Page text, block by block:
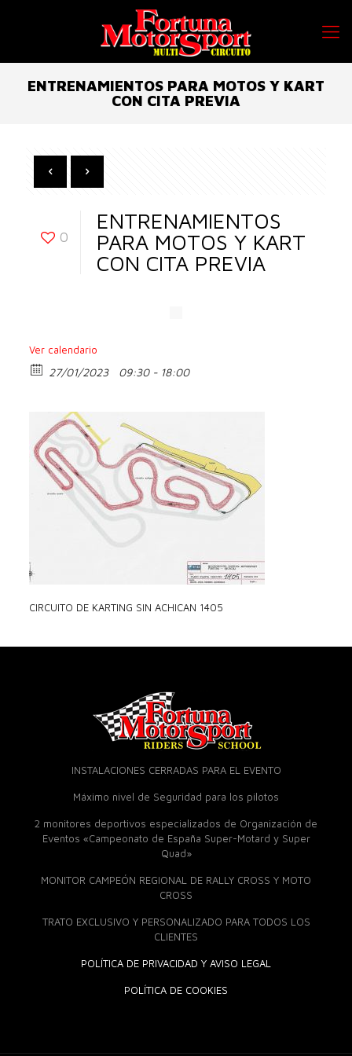
ENTRENAMIENTOS PARA MOTOS Y KART
CON CITA PREVIA
0
ENTRENAMIENTOS
PARA MOTOS Y KART
CON CITA PREVIA
Ver calendario
27/01/2023 09:30 - 18:00
CIRCUITO DE KARTING SIN ACHICAN 1405
INSTALACIONES CERRADAS PARA EL EVENTO
Máximo nivel de Seguridad para los pilotos
2 monitores deportivos especializados de Organización de
Eventos «Campeonato de España Super-Motard y Super
Quad»
MONITOR CAMPEÓN REGIONAL DE RALLY CROSS Y MOTO
CROSS
TRATO EXCLUSIVO Y PERSONALIZADO PARA TODOS LOS
CLIENTES
POLÍTICA DE PRIVACIDAD Y AVISO LEGAL
POLÍTICA DE COOKIES